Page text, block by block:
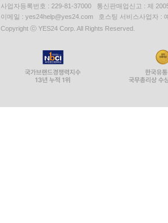
사업자등록번호 : 229-81-37000 통신판매업신고 : 제
이메일 : yes24help@yes24.com 호스팅 서비스사업자 :
Copyright ⓒ YES24 Corp. All Rights Reserved.